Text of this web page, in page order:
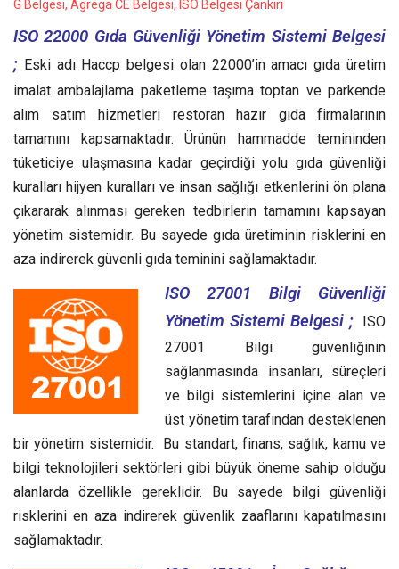
G Belgesi, Agrega CE Belgesi, ISO Belgesi Çankırı
ISO 22000 Gıda Güvenliği Yönetim Sistemi Belgesi
; Eski adı Haccp belgesi olan 22000’in amacı gıda üretim
imalat ambalajlama paketleme taşıma toptan ve parkende
alım satım hizmetleri restoran hazır gıda firmalarının
tamamını kapsamaktadır. Ürünün hammadde temininden
tüketiciye ulaşmasına kadar geçirdiği yolu gıda güvenliği
kuralları hijyen kuralları ve insan sağlığı etkenlerini ön plana
çıkararak alınması gereken tedbirlerin tamamını kapsayan
yönetim sistemidir. Bu sayede gıda üretiminin risklerini en
aza indirerek güvenli gıda teminini sağlamaktadır.
ISO 27001 Bilgi Güvenliği
Yönetim Sistemi Belgesi ;
ISO
27001 Bilgi güvenliğinin
sağlanmasında insanları, süreçleri
ve bilgi sistemlerini içine alan ve
üst yönetim tarafından desteklenen
bir yönetim sistemidir. Bu standart, finans, sağlık, kamu ve
bilgi teknolojileri sektörleri gibi büyük öneme sahip olduğu
alanlarda özellikle gereklidir. Bu sayede bilgi güvenliği
risklerini en aza indirerek güvenlik zaaflarını kapatılmasını
sağlamaktadır.